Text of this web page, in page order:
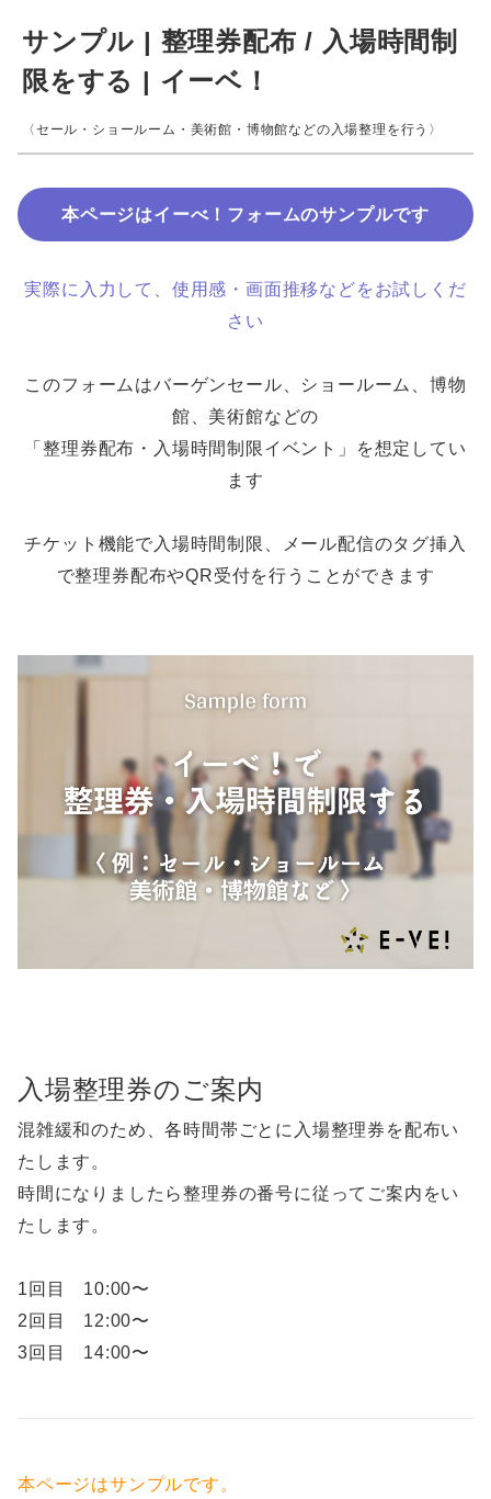
サンプル | 整理券配布 / 入場時間制
限をする | イーベ！
〈セール・ショールーム・美術館・博物館などの入場整理を行う〉
本ページはイーべ！フォームのサンプルです
実際に入力して、使用感・画面推移などをお試しくだ
さい
このフォームはバーゲンセール、ショールーム、博物
館、美術館などの
「整理券配布・入場時間制限イベント」を想定してい
ます
チケット機能で入場時間制限、メール配信のタグ挿入
で整理券配布やQR受付を行うことができます
入場整理券のご案内
混雑緩和のため、各時間帯ごとに入場整理券を配布い
たします。
時間になりましたら整理券の番号に従ってご案内をい
たします。
1回目 10:00〜
2回目 12:00〜
3回目 14:00〜
本ページはサンプルです。